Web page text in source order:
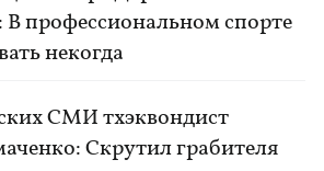
профессиональном спорте
некогда
СМИ тхэквондист
Скрутил грабителя